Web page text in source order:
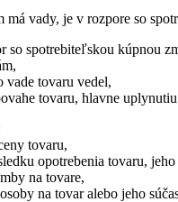
vady, je v rozpore so
so spotrebiteľskou kúpnou
vade tovaru vedel,
tovaru, hlavne
tovaru,
opotrebenia tovaru,
na tovare,
na tovar alebo jeho